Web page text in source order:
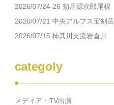
2026/07/24-26 剱岳源次郎尾根
2026/07/21 中央アルプス宝剣
2026/07/15 柿其川支流岩倉川
categoly
メディア・TV出演